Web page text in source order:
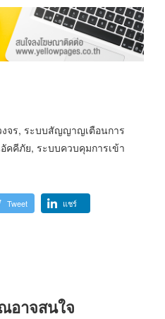
จร, ระบบสัญญาญเตือนการ
คีภัย, ระบบควบคุมการเข้า
Tweet แชร์
อาจสนใจ